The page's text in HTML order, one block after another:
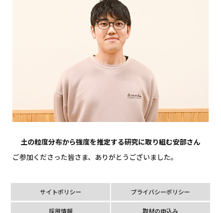
土の粒度分布から強度を推定する研究に取り組む安部さん
ご参加くださった皆さま、ありがとうございました。
サイトポリシー プライバシーポリシー
採用情報 取材の申込み